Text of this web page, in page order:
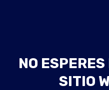
NO
SITIO